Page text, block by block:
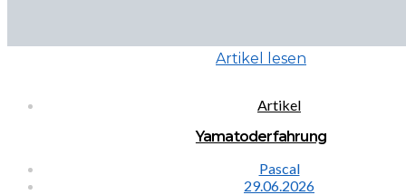
Artikel lesen
Artikel
Yamatoderfahrung
Pascal
29.06.2026